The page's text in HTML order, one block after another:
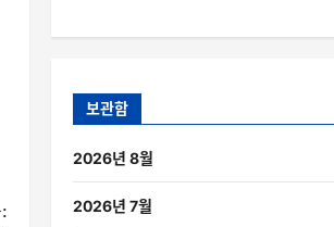
보관함
2026년 8월
2026년 7월